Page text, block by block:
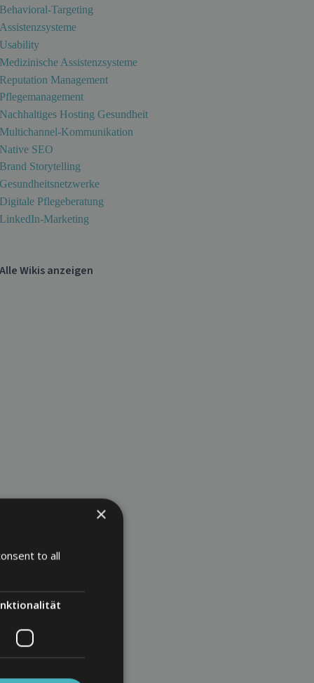
Behavioral-Targeting
Assistenzsysteme
Usability
Medizinische Assistenzsysteme
Reputation Management
Pflegemanagement
Nachhaltiges Hosting Gesundheit
Multichannel-Kommunikation
Native SEO
Brand Storytelling
Gesundheitsnetzwerke
Digitale Pflegeberatung
LinkedIn-Marketing
Alle Wikis anzeigen
×
to all